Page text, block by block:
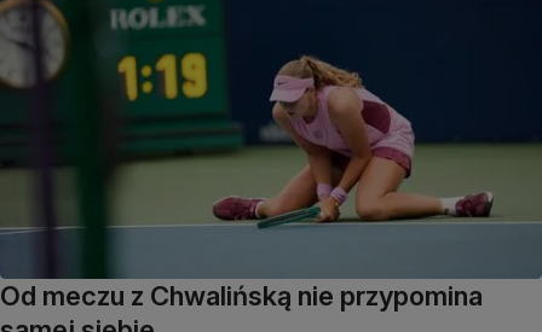
Od meczu z Chwalińską nie przypomina